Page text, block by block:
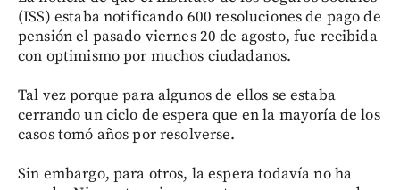
(ISS) estaba notificando 600 resoluciones de pago de
pensión el pasado viernes 20 de agosto, fue recibida
con optimismo por muchos ciudadanos.
Tal vez porque para algunos de ellos se estaba
cerrando un ciclo de espera que en la mayoría de los
casos tomó años por resolverse.
Sin embargo, para otros, la espera todavía no ha